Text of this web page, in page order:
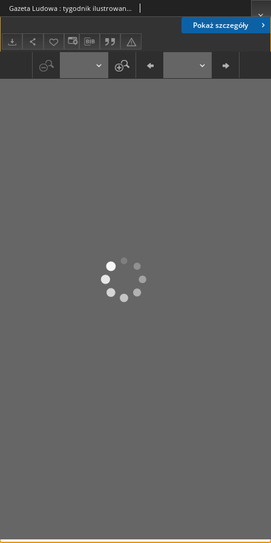
Pokaż szczegóły
Gazeta Ludowa : tygodnik ilustrowany 1916-02-13, R. 2, nr 7